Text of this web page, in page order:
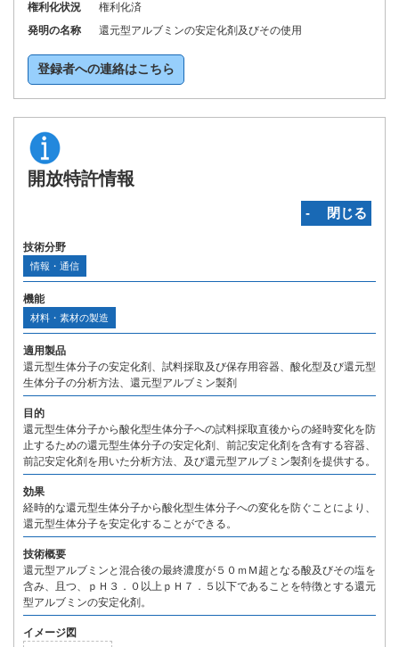
権利化状況
権利化済
発明の名称
還元型アルブミンの安定化剤及びその使用
登録者への連絡はこちら
開放特許情報
‐ 閉じる
技術分野
情報・通信
機能
材料・素材の製造
適用製品
還元型生体分子の安定化剤、試料採取及び保存用容器、酸化型及び還元型
生体分子の分析方法、還元型アルブミン製剤
目的
還元型生体分子から酸化型生体分子への試料採取直後からの経時変化を防
止するための還元型生体分子の安定化剤、前記安定化剤を含有する容器、
前記安定化剤を用いた分析方法、及び還元型アルブミン製剤を提供する。
効果
経時的な還元型生体分子から酸化型生体分子への変化を防ぐことにより、
還元型生体分子を安定化することができる。
技術概要
還元型アルブミンと混合後の最終濃度が５０ｍＭ超となる酸及びその塩を
含み、且つ、ｐＨ３．０以上ｐＨ７．５以下であることを特徴とする還元
型アルブミンの安定化剤。
イメージ図